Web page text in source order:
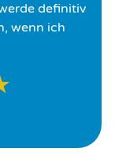
definitiv
wenn ich